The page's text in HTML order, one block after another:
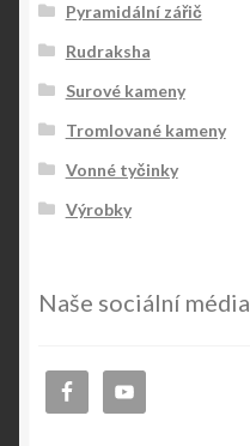
Pyramidální zářič
Rudraksha
Surové kameny
Tromlované kameny
Vonné tyčinky
Výrobky
Naše sociální média